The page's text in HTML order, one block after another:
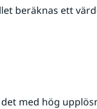
beräknas ett
med hög